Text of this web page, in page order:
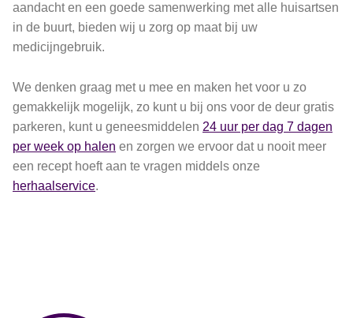
aandacht en een goede samenwerking met alle huisartsen
in de buurt, bieden wij u zorg op maat bij uw
medicijngebruik.
We denken graag met u mee en maken het voor u zo
gemakkelijk mogelijk, zo kunt u bij ons voor de deur gratis
parkeren, kunt u geneesmiddelen 24 uur per dag 7 dagen
per week op halen en zorgen we ervoor dat u nooit meer
een recept hoeft aan te vragen middels onze
herhaalservice.